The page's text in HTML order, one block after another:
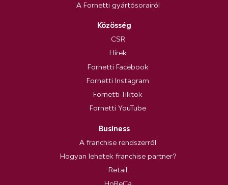
A Fornetti gyártósorairól
Közösség
CSR
Hírek
Fornetti Facebook
Fornetti Instagram
Fornetti Tiktok
Fornetti YouTube
Business
A franchise rendszerről
Hogyan lehetek franchise partner?
Retail